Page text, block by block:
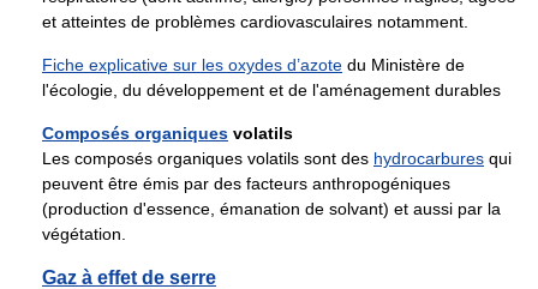
et atteintes de problèmes cardiovasculaires notamment.
Fiche explicative sur les oxydes d’azote du Ministère de
l'écologie, du développement et de l'aménagement durables
Composés organiques volatils
Les composés organiques volatils sont des hydrocarbures qui
peuvent être émis par des facteurs anthropogéniques
(production d'essence, émanation de solvant) et aussi par la
végétation.
Gaz à effet de serre